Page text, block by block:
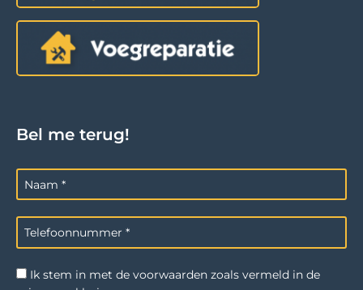
Bel me terug!
Ik stem in met de voorwaarden zoals vermeld in de